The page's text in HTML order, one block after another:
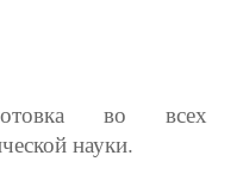
во всех
науки.